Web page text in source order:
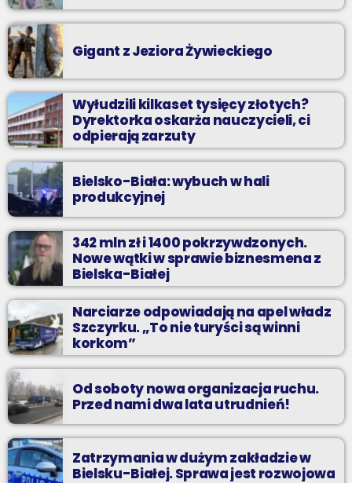
Gigant z Jeziora Żywieckiego
Wyłudzili kilkaset tysięcy złotych?
Dyrektorka oskarża nauczycieli, ci
odpierają zarzuty
Bielsko-Biała: wybuch w hali
produkcyjnej
342 mln zł i 1400 pokrzywdzonych.
Nowe wątki w sprawie biznesmena z
Bielska-Białej
Narciarze odpowiadają na apel władz
Szczyrku. „To nie turyści są winni
korkom”
Od soboty nowa organizacja ruchu.
Przed nami dwa lata utrudnień!
Zatrzymania w dużym zakładzie w
Bielsku-Białej. Sprawa jest rozwojowa